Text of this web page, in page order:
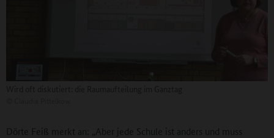
Dörte Feiß merkt an: „Aber jede Schule ist anders und muss